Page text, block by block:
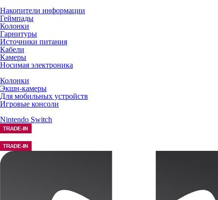
Накопители информации
Геймпады
Колонки
Гарнитуры
Источники питания
Кабели
Камеры
Носимая электроника
Колонки
Экшн-камеры
Для мобильных устройств
Игровые консоли
Nintendo Switch